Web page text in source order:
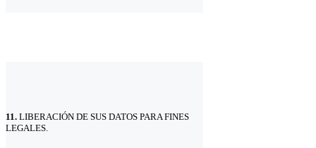
11. LIBERACIÓN DE SUS DATOS PARA FINES
LEGALES.